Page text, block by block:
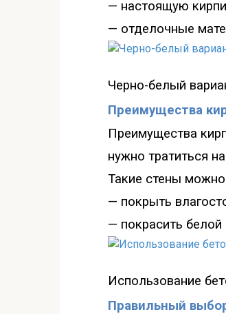
— настоящую
— отделочные
Черно-белый
Преимущества
Преимущества
нужно тратиться
Такие стены можно
— покрыть
— покрасить
Использование
Правильный